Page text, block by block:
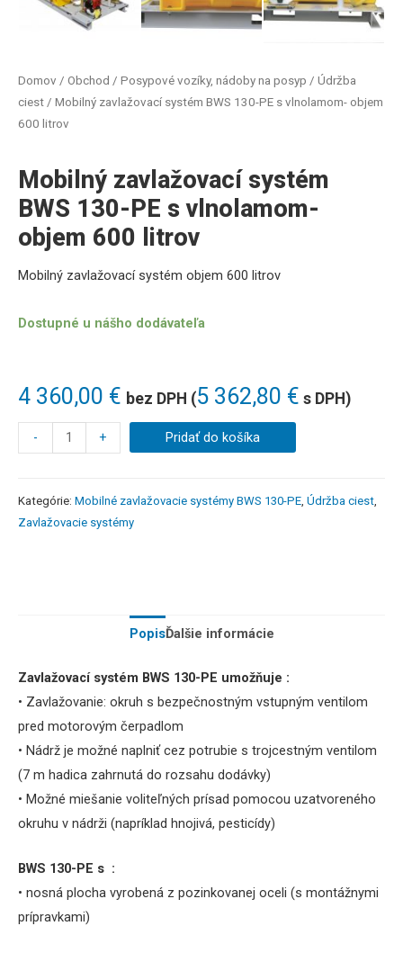
Domov / Obchod / Posypové vozíky, nádoby na posyp / Údržba
ciest / Mobilný zavlažovací systém BWS 130-PE s vlnolamom- objem
600 litrov
Mobilný zavlažovací systém
BWS 130-PE s vlnolamom-
objem 600 litrov
4 360,00 € bez DPH (5 362,80 € s DPH)
Mobilný zavlažovací systém objem 600 litrov
Dostupné u nášho dodávateľa
- + Pridať do košíka
Kategórie: Mobilné zavlažovacie systémy BWS 130-PE, Údržba ciest,
Zavlažovacie systémy
PopisĎalšie informácie
Zavlažovací systém BWS 130-PE umožňuje :
• Zavlažovanie: okruh s bezpečnostným vstupným ventilom
pred motorovým čerpadlom
• Nádrž je možné naplniť cez potrubie s trojcestným ventilom
(7 m hadica zahrnutá do rozsahu dodávky)
• Možné miešanie voliteľných prísad pomocou uzatvoreného
okruhu v nádrži (napríklad hnojivá, pesticídy)
BWS 130-PE s :
• nosná plocha vyrobená z pozinkovanej oceli (s montážnymi
prípravkami)